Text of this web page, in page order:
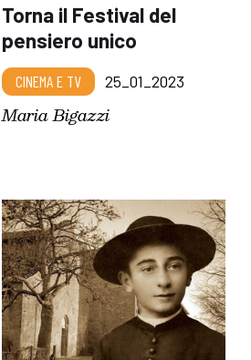
Torna il Festival del
pensiero unico
CINEMA E TV 25_01_2023
Maria Bigazzi